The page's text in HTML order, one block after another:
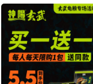
锦鲤鱼饲料黑统一金鱼
食鱼粮鲤鱼-鱼饲料(大禹
宠物用品专营店仅售9.9
元)